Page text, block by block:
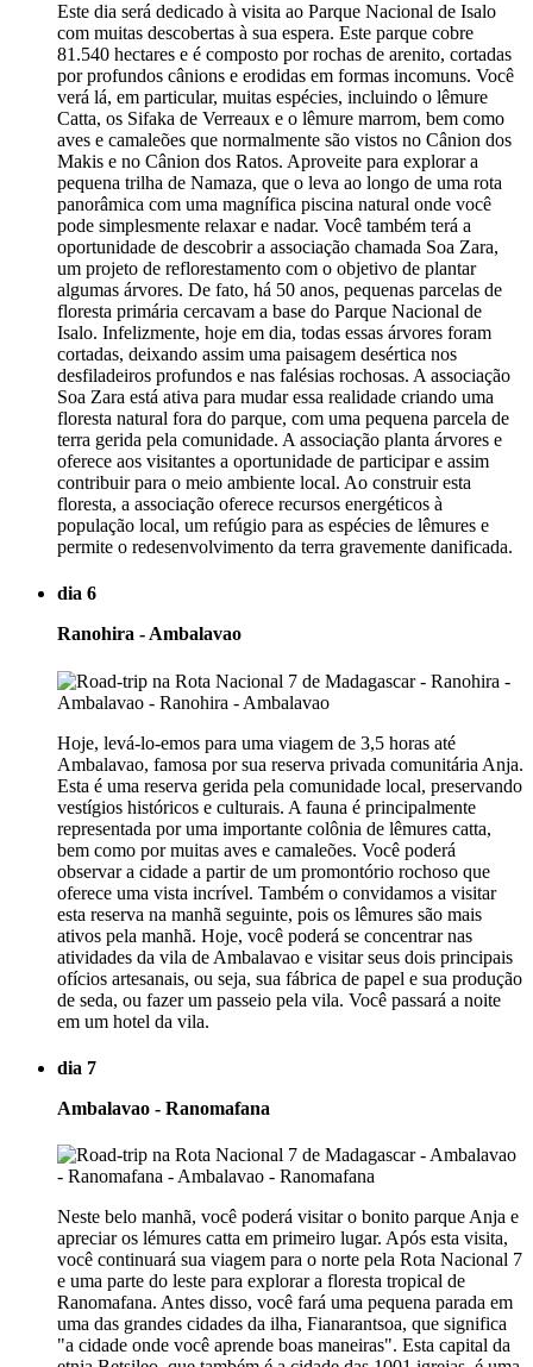
Este dia será dedicado à visita ao Parque Nacional de Isalo
com muitas descobertas à sua espera. Este parque cobre
81.540 hectares e é composto por rochas de arenito, cortadas
por profundos cânions e erodidas em formas incomuns. Você
verá lá, em particular, muitas espécies, incluindo o lêmure
Catta, os Sifaka de Verreaux e o lêmure marrom, bem como
aves e camaleões que normalmente são vistos no Cânion dos
Makis e no Cânion dos Ratos. Aproveite para explorar a
pequena trilha de Namaza, que o leva ao longo de uma rota
panorâmica com uma magnífica piscina natural onde você
pode simplesmente relaxar e nadar. Você também terá a
oportunidade de descobrir a associação chamada Soa Zara,
um projeto de reflorestamento com o objetivo de plantar
algumas árvores. De fato, há 50 anos, pequenas parcelas de
floresta primária cercavam a base do Parque Nacional de
Isalo. Infelizmente, hoje em dia, todas essas árvores foram
cortadas, deixando assim uma paisagem desértica nos
desfiladeiros profundos e nas falésias rochosas. A associação
Soa Zara está ativa para mudar essa realidade criando uma
floresta natural fora do parque, com uma pequena parcela de
terra gerida pela comunidade. A associação planta árvores e
oferece aos visitantes a oportunidade de participar e assim
contribuir para o meio ambiente local. Ao construir esta
floresta, a associação oferece recursos energéticos à
população local, um refúgio para as espécies de lêmures e
permite o redesenvolvimento da terra gravemente danificada.
dia 6
Ranohira - Ambalavao
Hoje, levá-lo-emos para uma viagem de 3,5 horas até
Ambalavao, famosa por sua reserva privada comunitária Anja.
Esta é uma reserva gerida pela comunidade local, preservando
vestígios históricos e culturais. A fauna é principalmente
representada por uma importante colônia de lêmures catta,
bem como por muitas aves e camaleões. Você poderá
observar a cidade a partir de um promontório rochoso que
oferece uma vista incrível. Também o convidamos a visitar
esta reserva na manhã seguinte, pois os lêmures são mais
ativos pela manhã. Hoje, você poderá se concentrar nas
atividades da vila de Ambalavao e visitar seus dois principais
ofícios artesanais, ou seja, sua fábrica de papel e sua produção
de seda, ou fazer um passeio pela vila. Você passará a noite
em um hotel da vila.
dia 7
Ambalavao - Ranomafana
Neste belo manhã, você poderá visitar o bonito parque Anja e
apreciar os lémures catta em primeiro lugar. Após esta visita,
você continuará sua viagem para o norte pela Rota Nacional 7
e uma parte do leste para explorar a floresta tropical de
Ranomafana. Antes disso, você fará uma pequena parada em
uma das grandes cidades da ilha, Fianarantsoa, que significa
"a cidade onde você aprende boas maneiras". Esta capital da